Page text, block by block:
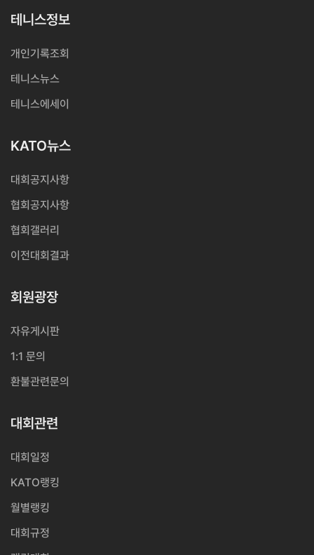
테니스정보
개인기록조회
테니스뉴스
테니스에세이
KATO뉴스
대회공지사항
협회공지사항
협회갤러리
이전대회결과
회원광장
자유게시판
1:1 문의
환불관련문의
대회관련
대회일정
KATO랭킹
월별랭킹
대회규정